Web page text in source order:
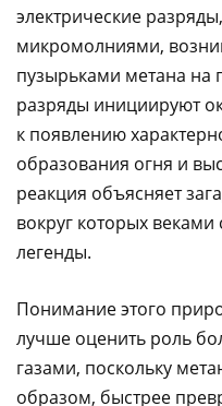
электрические
микромолниями,
пузырьками метана на
разряды инициируют
к появлению
образования огня и
реакция объясняет
вокруг которых
легенды.
Понимание этого
лучше оценить роль
газами, поскольку
образом, быстрее